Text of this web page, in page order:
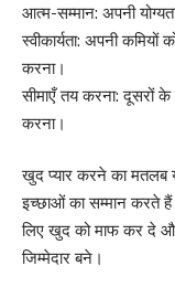
आत्म-सम्मान: अपनी
स्वीकार्यता: अपनी
करना।
सीमाएँ तय करना: दूसरों के
करना।
खुद प्यार करने का मतलब
इच्छाओं का सम्मान करते
लिए खुद को माफ कर दे
जिम्मेदार बने।